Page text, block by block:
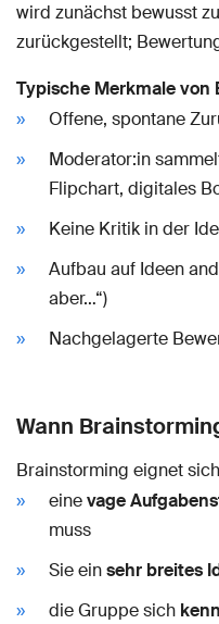
wird zunächst bewusst
zurückgestellt;
Typische Merkmale von
Offene, spontane
Moderator:in
Flipchart, digitales
Keine Kritik in der
Aufbau auf Ideen
aber…“)
Nachgelagerte
Wann
Brainstorming eignet
einevage
muss
Sie einsehr breites
die Gruppe sich